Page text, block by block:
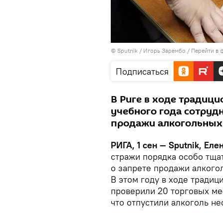
© Sputnik / Игорь Зарембо / Перейти в
Подписаться
В Риге в ходе
учебного года
продажи
РИГА, 1 сен — Sputnik,
стражи порядка особо
о запрете продажи
В этом году в ходе
проверили 20 торговых
что отпустили алкоголь